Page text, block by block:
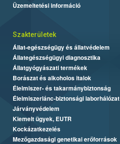
Üzemeltetési információ
Szakterületek
Állat-egészségügy és állatvédelem
Állategészségügyi diagnosztika
Állatgyógyászati termékek
Borászat és alkoholos italok
Élelmiszer- és takarmánybiztonság
Élelmiszerlánc-biztonsági laborhálózat
Járványvédelem
Kiemelt ügyek, EUTR
Kockázatkezelés
Mezőgazdasági genetikai erőforrások